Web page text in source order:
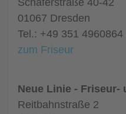
Schäferstraße 40-42
01067 Dresden
Tel.: +49 351 4960864
zum Friseur
Neue Linie - Friseur-
Reitbahnstraße 2